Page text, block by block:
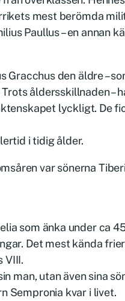
mest berömda
Paullus – en annan
Gracchus den äldre –
åldersskillnaden –
lyckligt. De
i tidig ålder.
var sönerna
som änka under ca
Det mest kända
VIII.
man, utan även sina
Sempronia kvar i livet.